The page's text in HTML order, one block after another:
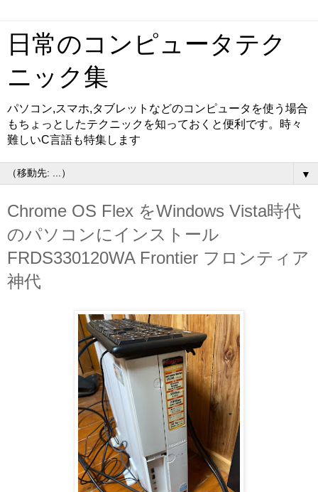
日常のコンピュータテク
ニック集
パソコン,スマホ,タブレットなどのコンピュータを使う場合
もちょっとしたテクニックを知っておくと便利です。時々
難しいC言語も特集します
▼
Chrome OS Flex をWindows Vista時代
のパソコンにインストール
FRDS330120WA Frontier フロンティア
神代